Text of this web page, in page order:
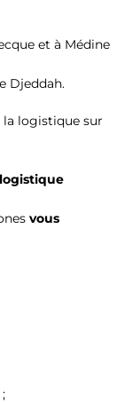
et à Médine
Djeddah.
la logistique sur
vous